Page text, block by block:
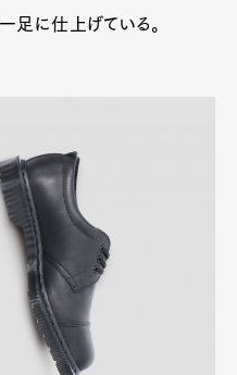
足に仕上げている。